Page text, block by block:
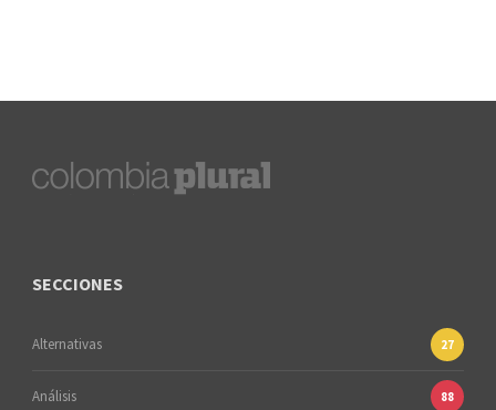
SECCIONES
Alternativas 27
Análisis 88